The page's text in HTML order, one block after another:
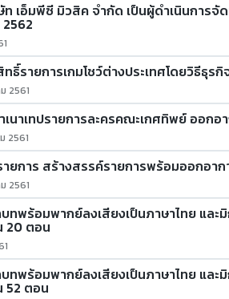
ท เอ็มพีซี มิวสิค จำกัด เป็นผู้ดำเนินการ
2562
ธิ์รายการเกมโชว์ต่างประเทศโดยวิธีธุรกิ
2561
เนาเทปรายการละครคณะเกศทิพย์ ออกอ
2561
ยการ สร้างสรรค์รายการพร้อมออกอา
2561
ทพร้อมพากย์ลงเสียงเป็นภาษาไทย แล
20 ตอน
ทพร้อมพากย์ลงเสียงเป็นภาษาไทย แล
52 ตอน